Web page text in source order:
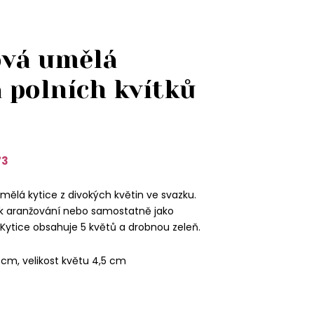
umělá
polních kvítků
kytice z divokých květin ve svazku.
aranžování nebo samostatně jako
obsahuje 5 květů a drobnou zeleň.
velikost květu 4,5 cm